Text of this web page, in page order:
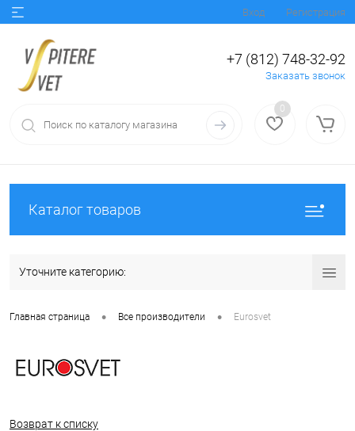
Вход Регистрация
+7 (812) 748-32-92
Заказать звонок
0
Каталог товаров
Уточните категорию:
Главная страница • Все производители • Eurosvet
Возврат к списку